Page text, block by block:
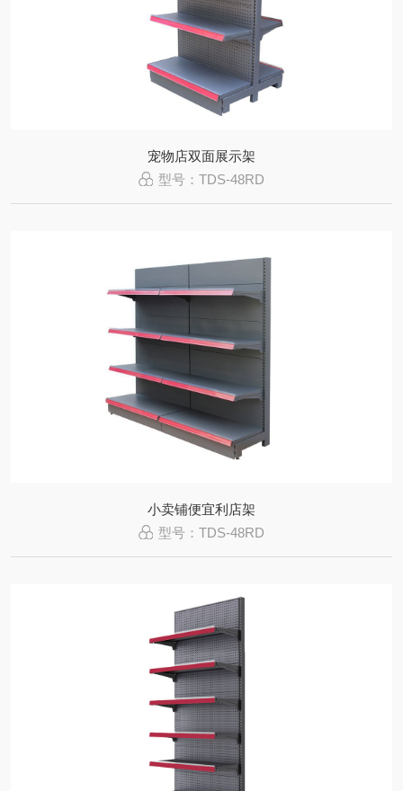
宠物店双面展示架
型号：TDS-48RD
小卖铺便宜利店架
型号：TDS-48RD